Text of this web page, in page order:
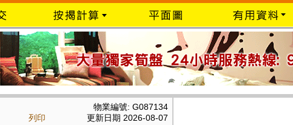
列印
物業編號: G087134
更新日期 2026-08-07